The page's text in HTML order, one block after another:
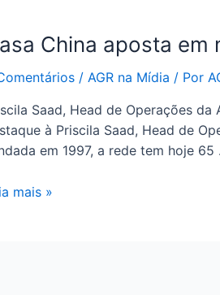
China aposta
/ AGR na Mídia / Por
Saad, Head de Operações da
à Priscila Saad, Head de
em 1997, a rede tem hoje 65
mais »